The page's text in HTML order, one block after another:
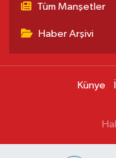
Tüm Manşetler
Haber Arşivi
Künye